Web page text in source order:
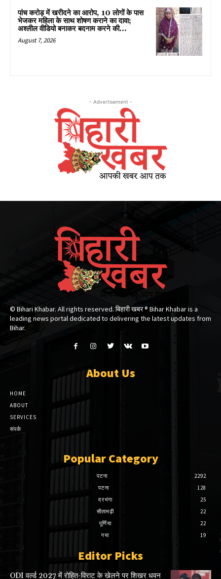
पांच करोड़ में खरीदने का आरोप, 10 लोगों के पास
भेजकर महिला के साथ शोषण कराने का दावा;
अश्लील वीडियो बनाकर बदनाम करने की...
August 7, 2026
- Advertisement -
© Bihari Khabar. All rights reserved. बिहारी खबर ®​ Bihar Khabar is a
leading news portal dedicated to delivering the latest updates from
Bihar.
About Us
HOME
ABOUT
SERVICES
संपर्क
Popular Category
पटना
2292
पटना
128
दरभंगा
25
सीतामढ़ी
22
पूर्णिया
22
गया
19
Editor Picks
ODI वर्ल्ड 2027 में रोहित-विराट के खेलने पर शिखर धवन